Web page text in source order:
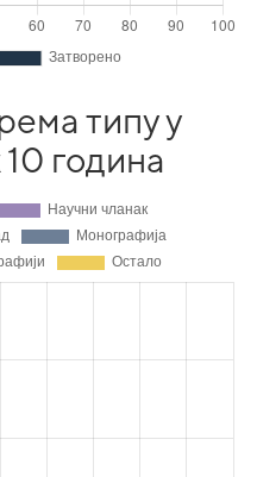
типу у
година